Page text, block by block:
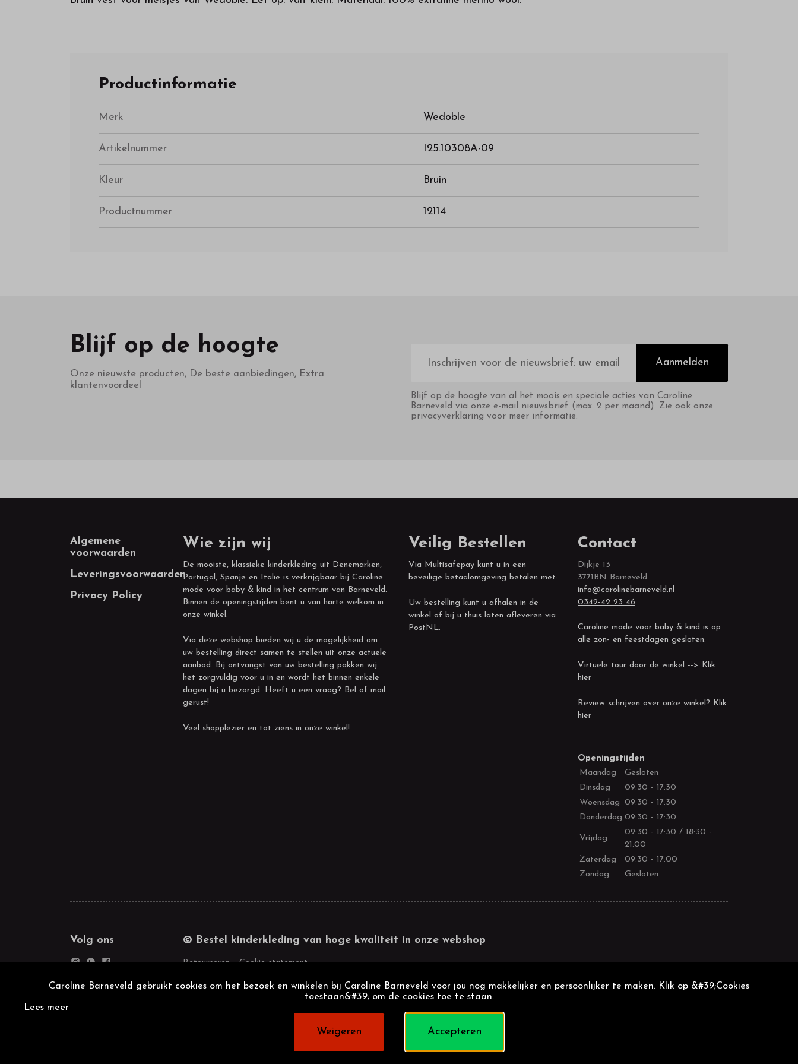
Productinformatie
Merk Wedoble
Artikelnummer I25.10308A-09
Kleur Bruin
Productnummer 12114
Blijf op de hoogte
Onze nieuwste producten, De beste aanbiedingen, Extra
klantenvoordeel
mailadres
Aanmelden
Blijf op de hoogte van al het moois en speciale acties van Caroline
Barneveld via onze e-mail nieuwsbrief (max. 2 per maand). Zie ook onze
privacyverklaring voor meer informatie.
Footer
Algemene
voorwaarden
Leveringsvoorwaarden
Privacy Policy
Wie zijn wij
De mooiste, klassieke kinderkleding uit Denemarken,
Portugal, Spanje en Italie is verkrijgbaar bij Caroline
mode voor baby & kind in het centrum van Barneveld.
Binnen de openingstijden bent u van harte welkom in
onze winkel.
Via deze webshop bieden wij u de mogelijkheid om
uw bestelling direct samen te stellen uit onze actuele
aanbod. Bij ontvangst van uw bestelling pakken wij
het zorgvuldig voor u in en wordt het binnen enkele
dagen bij u bezorgd. Heeft u een vraag? Bel of mail
gerust!
Veel shopplezier en tot ziens in onze winkel!
Veilig Bestellen
Via Multisafepay kunt u in een
beveilige betaalomgeving betalen met:
Uw bestelling kunt u afhalen in de
winkel of bij u thuis laten afleveren via
PostNL.
Contact
Dijkje 13
3771BN Barneveld
info@carolinebarneveld.nl
0342-42 23 46
Caroline mode voor baby & kind is op
alle zon- en feestdagen gesloten.
Virtuele tour door de winkel --> Klik
hier
Review schrijven over onze winkel? Klik
hier
Openingstijden
Maandag
Gesloten
Dinsdag
09:30 - 17:30
Woensdag 09:30 - 17:30
Donderdag 09:30 - 17:30
Vrijdag
09:30 - 17:30 / 18:30 -
21:00
Zaterdag
09:30 - 17:00
Zondag
Gesloten
Volg ons © Bestel kinderkleding van hoge kwaliteit in onze webshop
Retourneren Cookie statement
Caroline Barneveld gebruikt cookies om het bezoek en winkelen bij Caroline Barneveld voor jou nog makkelijker en persoonlijker te maken. Klik op &#39;Cookies
toestaan&#39; om de cookies toe te staan.
Lees meer
Weigeren Accepteren